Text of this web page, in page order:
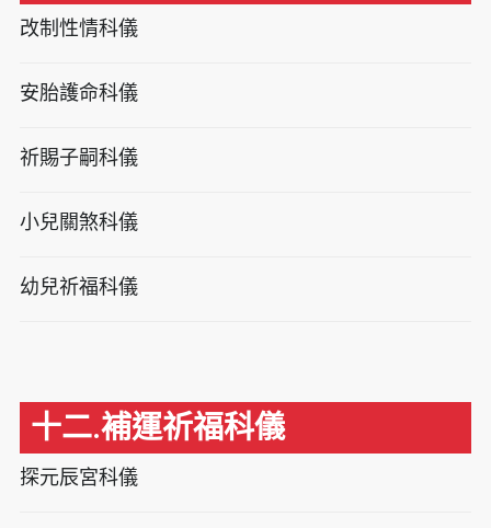
改制性情科儀
安胎護命科儀
祈賜子嗣科儀
小兒關煞科儀
幼兒祈福科儀
十二.補運祈福科儀
探元辰宮科儀